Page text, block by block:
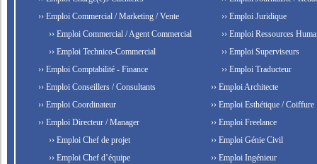
›› Emploi Commercial / Marketing / Vente
›› Emploi Commercial / Agent Commercial
›› Emploi Technico-Commercial
›› Emploi Comptabilité - Finance
›› Emploi Conseillers / Consultants
›› Emploi Coordinateur
›› Emploi Directeur / Manager
›› Emploi Chef de projet
›› Emploi Chef d’équipe
›› Emploi Juridique
›› Emploi Ressources
›› Emploi Superviseurs
›› Emploi Traducteur
›› Emploi Architecte
›› Emploi Esthétique / Coiffure
›› Emploi Freelance
›› Emploi Génie Civil
›› Emploi Ingénieur